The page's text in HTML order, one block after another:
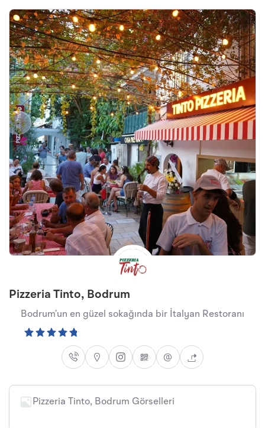
Pizzeria Tinto, Bodrum
Bodrum’un en güzel sokağında bir İtalyan Restoranı
Pizzeria Tinto, Bodrum Görselleri